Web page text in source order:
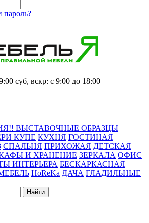
пароль?
суб, вскр: с 9:00 до 18:00
ВЫСТАВОЧНЫЕ ОБРАЗЦЫ
КУПЕ КУХНЯ ГОСТИНАЯ
СПАЛЬНЯ ПРИХОЖАЯ ДЕТСКАЯ
И ХРАНЕНИЕ ЗЕРКАЛА ОФИС
ИНТЕРЬЕРА БЕСКАРКАСНАЯ
HoReKa ДАЧА ГЛАДИЛЬНЫЕ
Найти